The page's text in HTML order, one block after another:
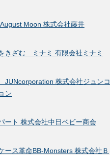
Moon 株式会社藤井
きざむ ミナミ 有限会社ミナミ
株式会社ジュンコ
ン
ート 株式会社中日ベビー商会
ース革命BB-Monsters 株式会社Ｂ